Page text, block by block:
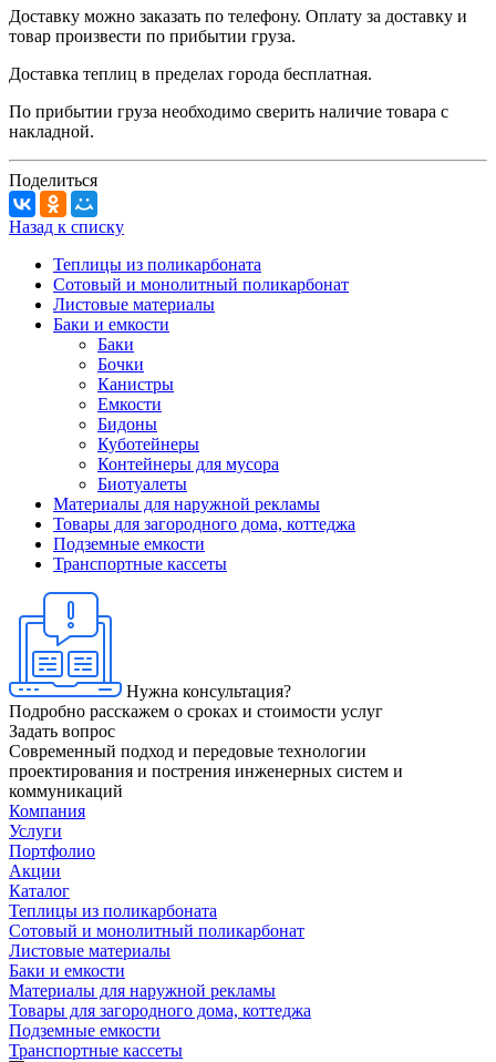
Доставку можно заказать по телефону. Оплату за доставку и
товар произвести по прибытии груза.
Доставка теплиц в пределах города бесплатная.
По прибытии груза необходимо сверить наличие товара с
накладной.
Поделиться
Назад к списку
Теплицы из поликарбоната
Сотовый и монолитный поликарбонат
Листовые материалы
Баки и емкости
Баки
Бочки
Канистры
Емкости
Бидоны
Куботейнеры
Контейнеры для мусора
Биотуалеты
Материалы для наружной рекламы
Товары для загородного дома, коттеджа
Подземные емкости
Транспортные кассеты
Нужна консультация?
Подробно расскажем о сроках и стоимости услуг
Задать вопрос
Современный подход и передовые технологии
проектирования и пострения инженерных систем и
коммуникаций
Компания
Услуги
Портфолио
Акции
Каталог
Теплицы из поликарбоната
Сотовый и монолитный поликарбонат
Листовые материалы
Баки и емкости
Материалы для наружной рекламы
Товары для загородного дома, коттеджа
Подземные емкости
Транспортные кассеты